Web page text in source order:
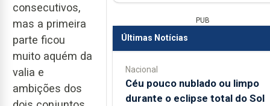
consecutivos,
mas a primeira
parte ficou
muito aquém da
valia e
ambições dos
PUB
Últimas Notícias
Nacional
Céu pouco nublado ou limpo
durante o eclipse total do Sol